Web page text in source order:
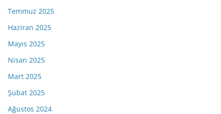
Temmuz 2025
Haziran 2025
Mayıs 2025
Nisan 2025
Mart 2025
Şubat 2025
Ağustos 2024